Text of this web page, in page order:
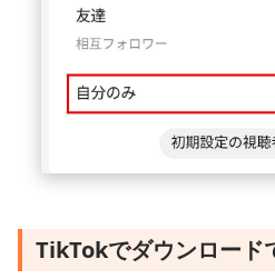
TikTokでダウンロード